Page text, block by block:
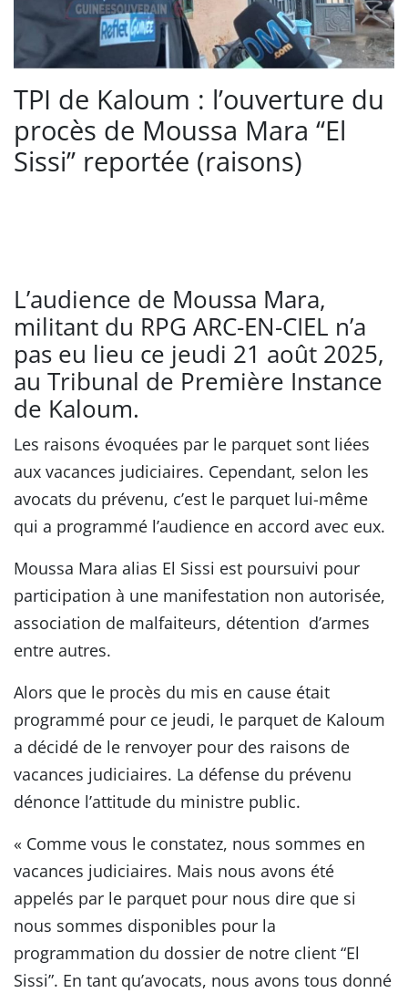
TPI de Kaloum : l’ouverture du
procès de Moussa Mara ‘‘El
Sissi’’ reportée (raisons)
L’audience de Moussa Mara,
militant du RPG ARC-EN-CIEL n’a
pas eu lieu ce jeudi 21 août 2025,
au Tribunal de Première Instance
de Kaloum.
Les raisons évoquées par le parquet sont liées
aux vacances judiciaires. Cependant, selon les
avocats du prévenu, c’est le parquet lui-même
qui a programmé l’audience en accord avec eux.
Moussa Mara alias El Sissi est poursuivi pour
participation à une manifestation non autorisée,
association de malfaiteurs, détention d’armes
entre autres.
Alors que le procès du mis en cause était
programmé pour ce jeudi, le parquet de Kaloum
a décidé de le renvoyer pour des raisons de
vacances judiciaires. La défense du prévenu
dénonce l’attitude du ministre public.
« Comme vous le constatez, nous sommes en
vacances judiciaires. Mais nous avons été
appelés par le parquet pour nous dire que si
nous sommes disponibles pour la
programmation du dossier de notre client “El
Sissi”. En tant qu’avocats, nous avons tous donné